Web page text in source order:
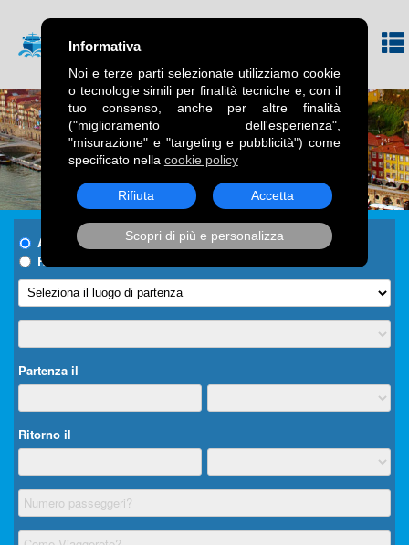
Informativa
Noi e terze parti selezionate utilizziamo cookie
o tecnologie simili per finalità tecniche e, con il
tuo consenso, anche per altre finalità
("miglioramento dell'esperienza",
"misurazione" e "targeting e pubblicità") come
specificato nella cookie policy
Rifiuta Accetta
Scopri di più e personalizza